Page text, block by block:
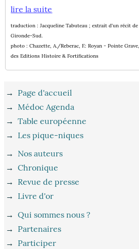
lire la suite
traduction : Jacqueline Tabuteau ; extrait d'un récit
Gironde-Sud.
photo : Chazette, A./Reberac, F.: Royan - Pointe
des Editions Histoire & Fortifications
→ Page d'accueil
→ Médoc Agenda
→Table européenne
→ Les pique-niques
→ Nos auteurs
→Chronique
→ Revue de presse
→ Livre d'or
→Qui sommes nous ?
→ Partenaires
→ Participer